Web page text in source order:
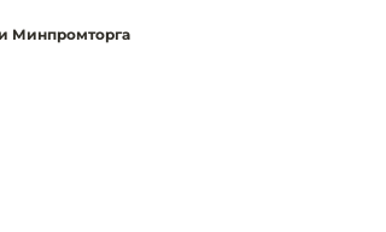
Минпромторга